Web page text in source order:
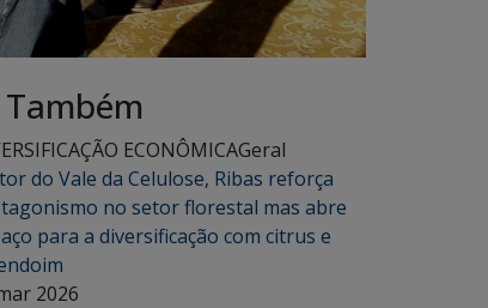
ECONÔMICAGeral
do Vale da Celulose, Ribas reforça
no setor florestal mas abre
para a diversificação com citrus e
2026